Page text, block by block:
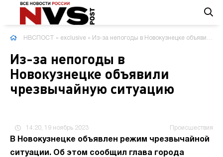
НВСПОСТ » exclusive » Из-за непогоды в Новокузнецке объявили чрезвычайную ситуацию
Из-за непогоды в
Новокузнецке объявили
чрезвычайную ситуацию
14:20, 19 ноябрь 2023 Происшествия
В Новокузнецке объявлен режим чрезвычайной
ситуации. Об этом сообщил глава города